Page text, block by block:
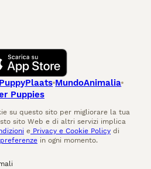
PuppyPlaats MundoAnimalia
Puppies
su questo sito per migliorare la tua
sito Web e di altri servizi implica
e Privacy e Cookie Policy di
in ogni momento.